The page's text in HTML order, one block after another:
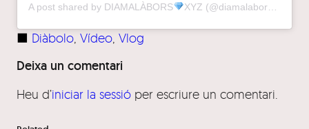
A post shared by DIAMALÀBORS XYZ (@diamalaborsxyz)
■ Diàbolo Vídeo Vlog
Deixa un comentari
Heu d’iniciar la sessió per escriure un comentari.